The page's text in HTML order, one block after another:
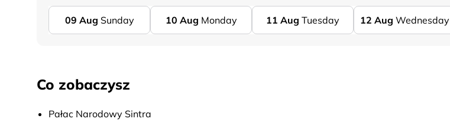
09 Aug Sunday 10 Aug Monday 11 Aug Tuesday 12 Aug Wednesday
Co zobaczysz
Pałac Narodowy Sintra